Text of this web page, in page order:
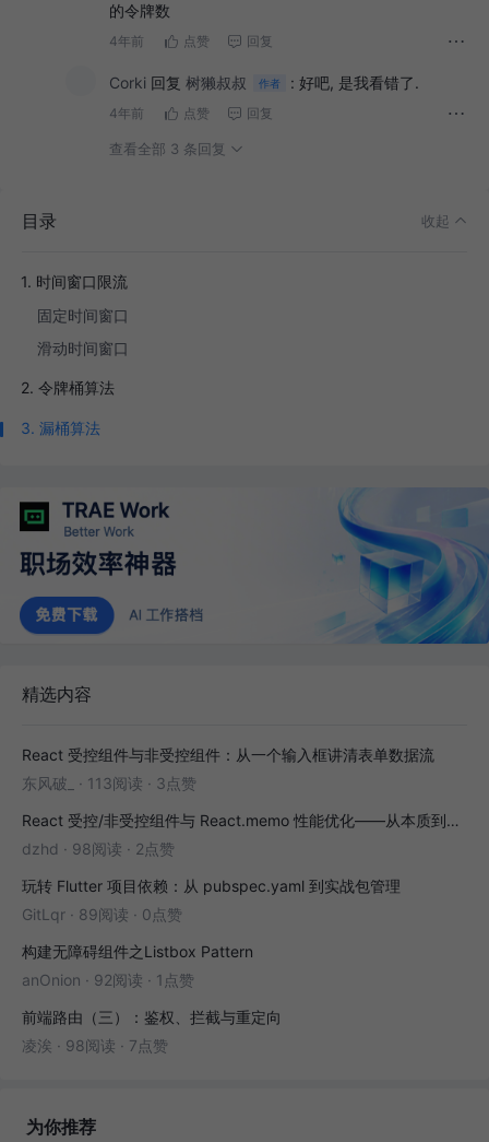
的令牌数
4年前 点赞 回复
Corki 回复 树獭叔叔 作者 : 好吧, 是我看错了.
4年前 点赞 回复
查看全部 3 条回复
目录 收起
1. 时间窗口限流
固定时间窗口
滑动时间窗口
2. 令牌桶算法
3. 漏桶算法
精选内容
React 受控组件与非受控组件：从一个输入框讲清表单数据流
东风破_
· 113阅读 · 3点赞
React 受控/非受控组件与 React.memo 性能优化——从本质到实战
dzhd · 98阅读 · 2点赞
玩转 Flutter 项目依赖：从 pubspec.yaml 到实战包管理
GitLqr · 89阅读 · 0点赞
构建无障碍组件之Listbox Pattern
anOnion · 92阅读 · 1点赞
前端路由（三）：鉴权、拦截与重定向
凌涘 · 98阅读 · 7点赞
为你推荐